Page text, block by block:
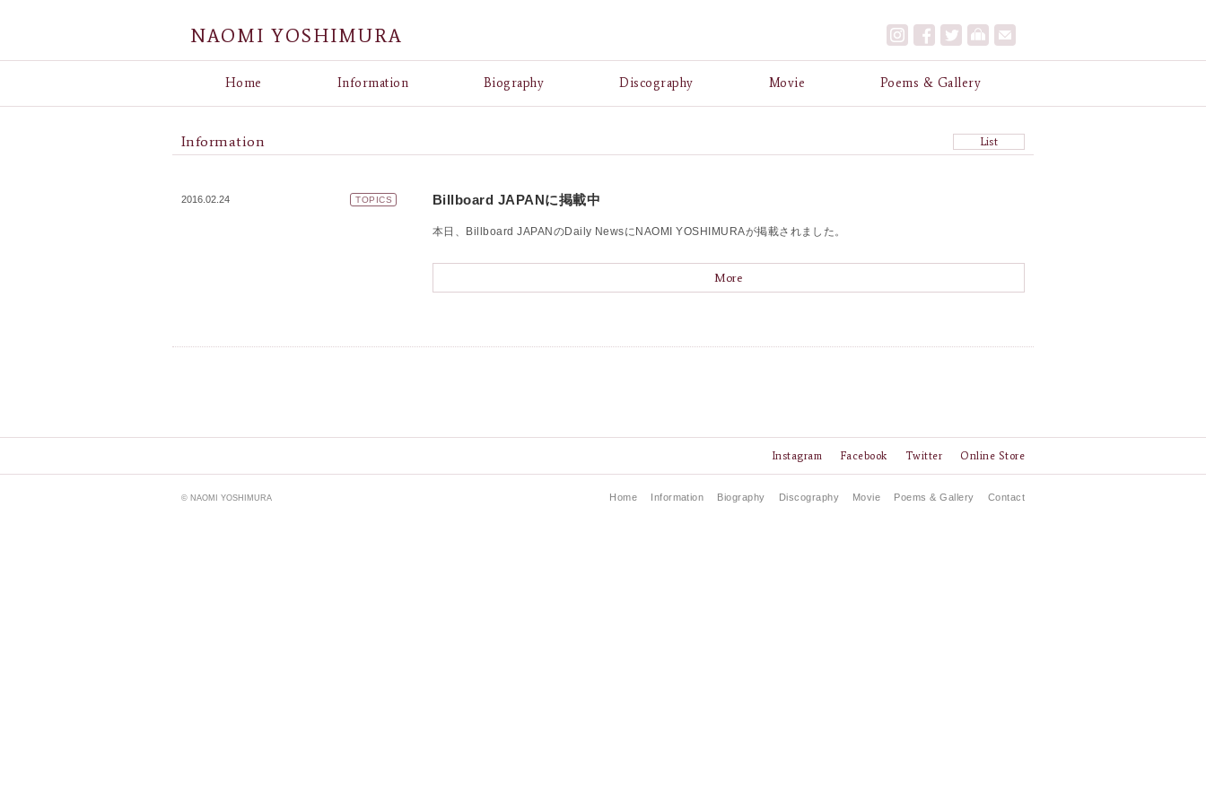
NAOMI YOSHIMURA
Home Information Biography Discography Movie Poems & Gallery
List
Information
TOPICS
2016.02.24 Billboard JAPANに掲載中
本日、Billboard JAPANのDaily NewsにNAOMI YOSHIMURAが掲載されました。
More
Online Store
Twitter
Facebook
Instagram
Home Information Biography Discography Movie Poems & Gallery Contact
© NAOMI YOSHIMURA